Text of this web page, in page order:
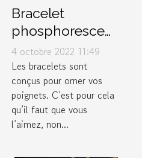
Bracelet
phosphorescent
: illuminez votre
poignet !
4 octobre 2022 11:49
Les bracelets sont
conçus pour orner vos
poignets. C’est pour cela
qu’il faut que vous
l’aimez, non...